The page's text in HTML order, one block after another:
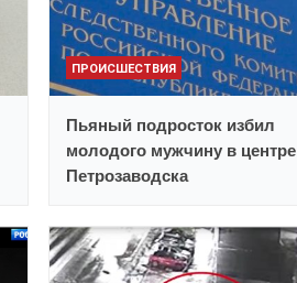
ПРОИСШЕСТВИЯ
Пьяный подросток избил
молодого мужчину в центре
Петрозаводска